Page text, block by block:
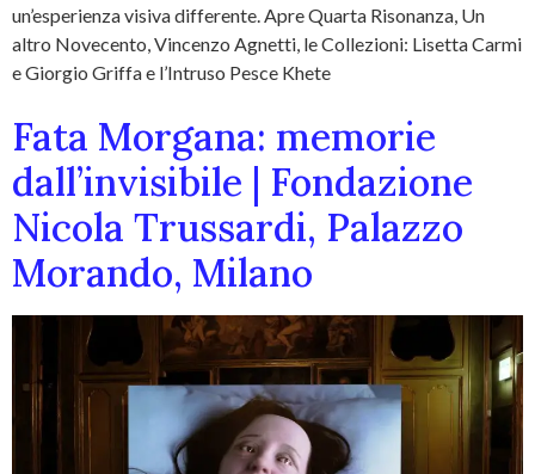
un’esperienza visiva differente. Apre Quarta Risonanza, Un
altro Novecento, Vincenzo Agnetti, le Collezioni: Lisetta Carmi
e Giorgio Griffa e l’Intruso Pesce Khete
Fata Morgana: memorie
dall’invisibile | Fondazione
Nicola Trussardi, Palazzo
Morando, Milano